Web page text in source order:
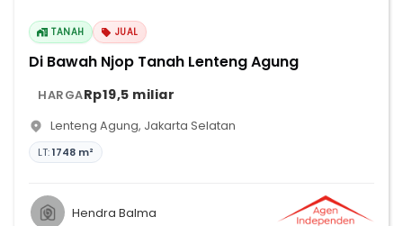
TANAH JUAL
Di Bawah Njop Tanah Lenteng Agung
HARGARp19,5 miliar
Lenteng Agung, Jakarta Selatan
LT:1748 m²
Hendra Balma